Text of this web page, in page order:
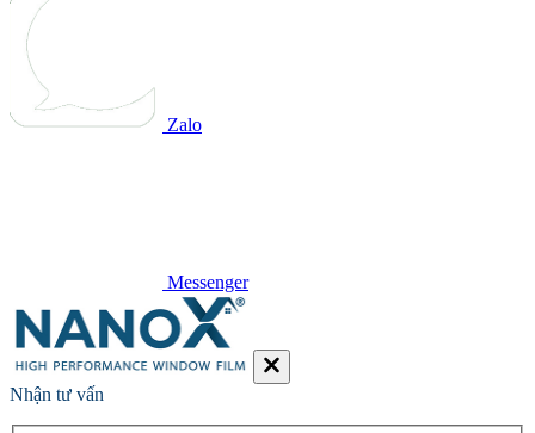
Zalo
Messenger
Nhận tư vấn